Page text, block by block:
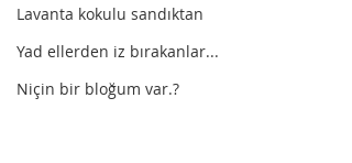
Lavanta kokulu sandıktan
Yad ellerden iz bırakanlar...
Niçin bir bloğum var.?